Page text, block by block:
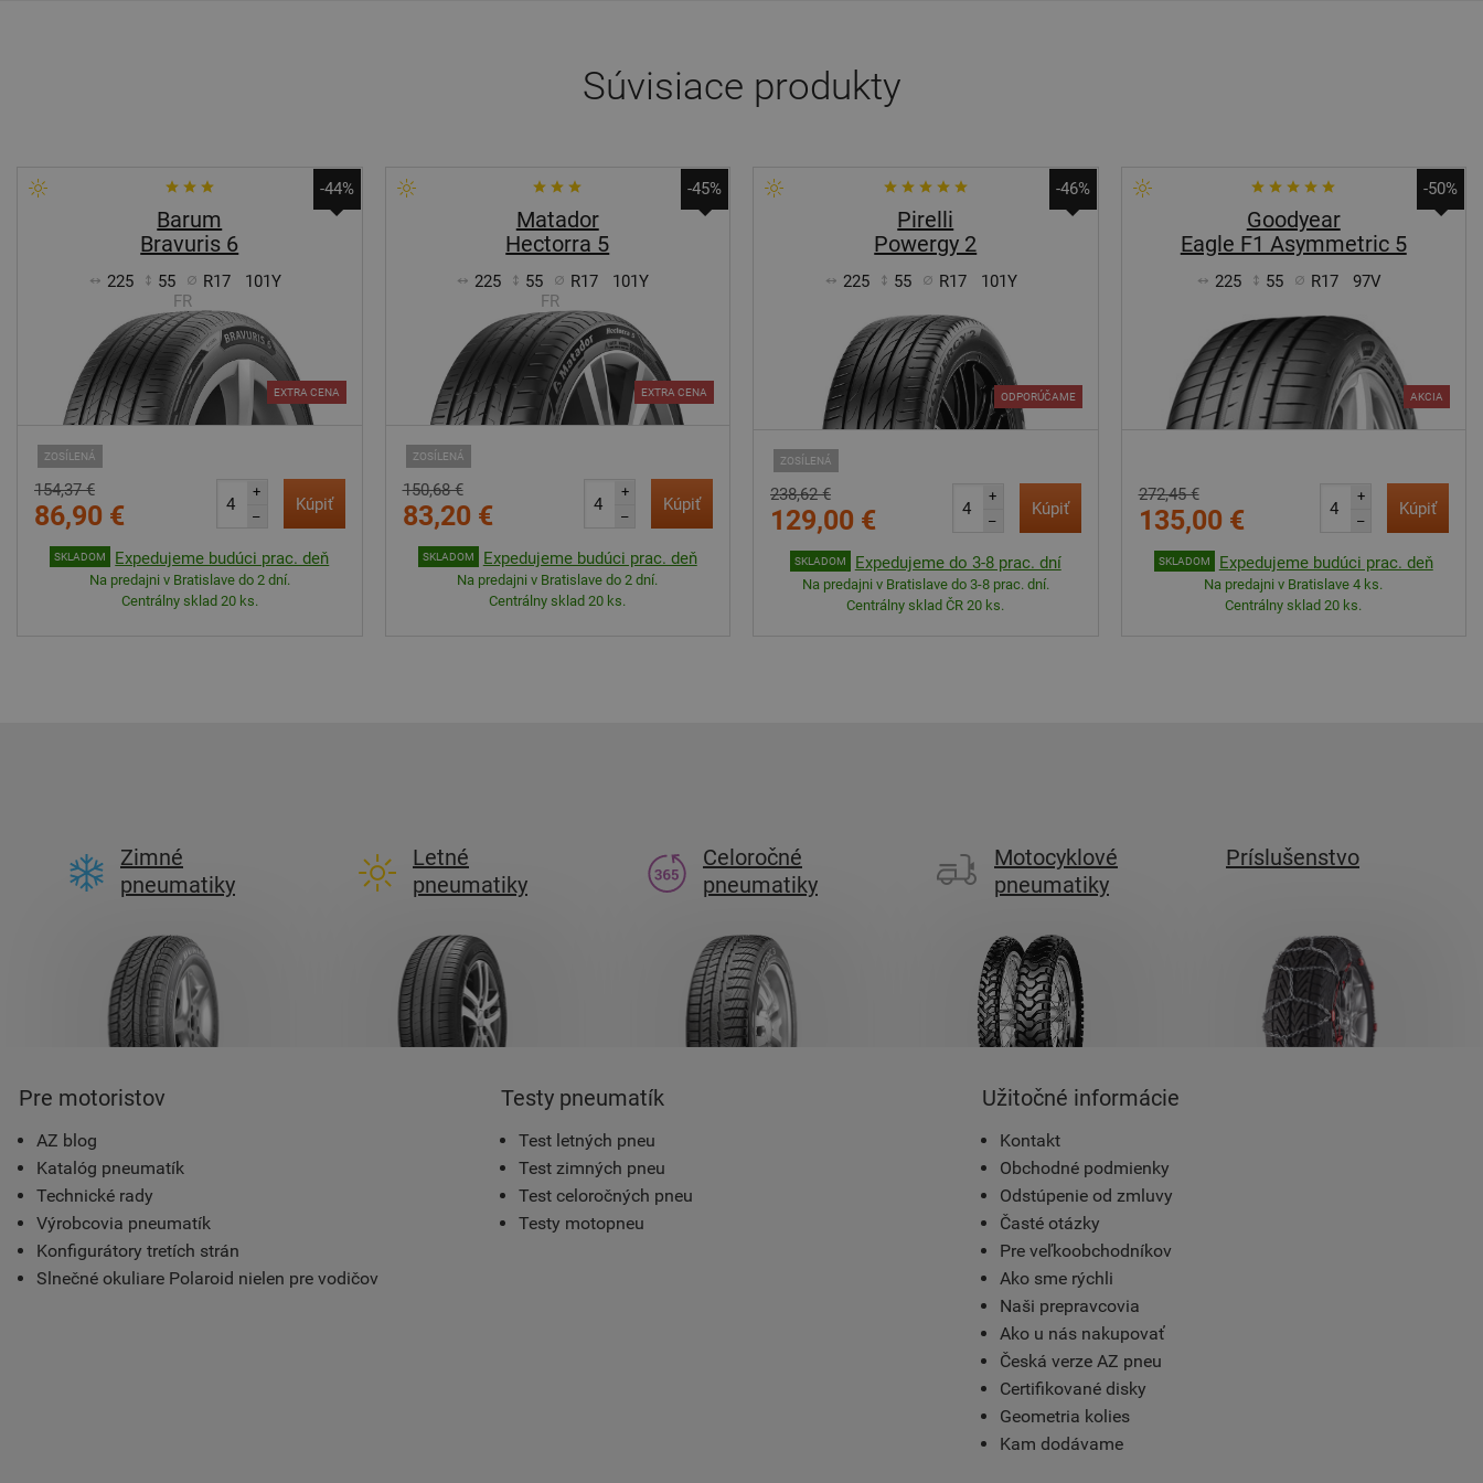
Súvisiace produkty
-44%
Barum
Bravuris 6
225 55 R17
101Y
FR
ZOSÍLENÁ
EXTRA CENA
154,37 €
86,90 €
+
–
Kúpiť
SKLADOM Expedujeme budúci prac. deň
Na predajni v Bratislave do 2 dní.
Centrálny sklad 20 ks.
-45%
Matador
Hectorra 5
225 55 R17
101Y
FR
ZOSÍLENÁ
EXTRA CENA
150,68 €
83,20 €
+
–
Kúpiť
SKLADOM Expedujeme budúci prac. deň
Na predajni v Bratislave do 2 dní.
Centrálny sklad 20 ks.
-46%
Pirelli
Powergy 2
225 55 R17 101Y
ZOSÍLENÁ
ODPORÚČAME
238,62 €
129,00 €
+
–
Kúpiť
SKLADOM Expedujeme do 3-8 prac. dní
Na predajni v Bratislave do 3-8 prac. dní.
Centrálny sklad ČR 20 ks.
-50%
Goodyear
Eagle F1 Asymmetric 5
225 55 R17 97V
AKCIA
272,45 €
135,00 €
+
–
Kúpiť
SKLADOM Expedujeme budúci prac. deň
Na predajni v Bratislave 4 ks.
Centrálny sklad 20 ks.
Zimné
pneumatiky
Letné
pneumatiky
Celoročné
pneumatiky
Motocyklové
pneumatiky
Príslušenstvo
Pre motoristov
AZ blog
Katalóg pneumatík
Technické rady
Výrobcovia pneumatík
Konfigurátory tretích strán
Slnečné okuliare Polaroid nielen pre vodičov
Testy pneumatík
Test letných pneu
Test zimných pneu
Test celoročných pneu
Testy motopneu
Užitočné informácie
Kontakt
Obchodné podmienky
Odstúpenie od zmluvy
Časté otázky
Pre veľkoobchodníkov
Ako sme rýchli
Naši prepravcovia
Ako u nás nakupovať
Česká verze AZ pneu
Certifikované disky
Geometria kolies
Kam dodávame